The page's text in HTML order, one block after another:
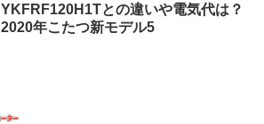
YKFRF120H1Tとの違いや電気代は？
2020年こたつ新モデル5